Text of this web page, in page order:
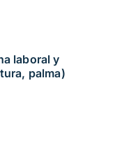
laboral y
palma)